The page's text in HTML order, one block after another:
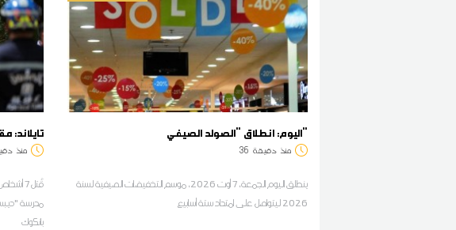
تايلاند: مقتل 7 وإصابة 15 آخرين في
منذ
مدرسة
بانكوك
اليوم: انطلاق "الصولد الصيفي"
منذ دقيقة 36
ينطلق اليوم الجمعة، 7 أوت 2026، موسم التخفيضات الصيفية لسنة
2026 ليتواصل على امتداد ستة أسابيع